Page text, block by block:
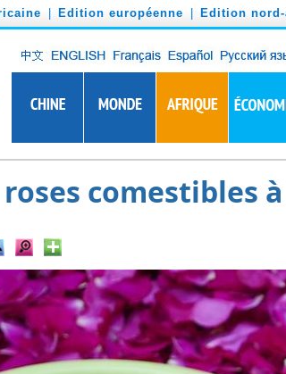
Edition européenne Edition
comestibles